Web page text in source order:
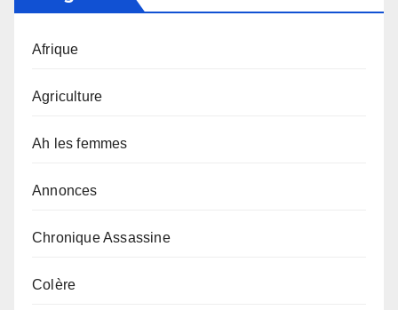
Afrique
Agriculture
Ah les femmes
Annonces
Chronique Assassine
Colère